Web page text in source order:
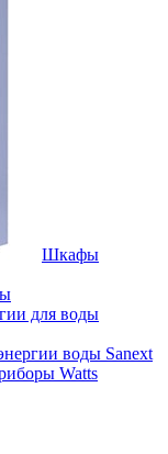
Шкафы
для воды
воды Sanext
Watts